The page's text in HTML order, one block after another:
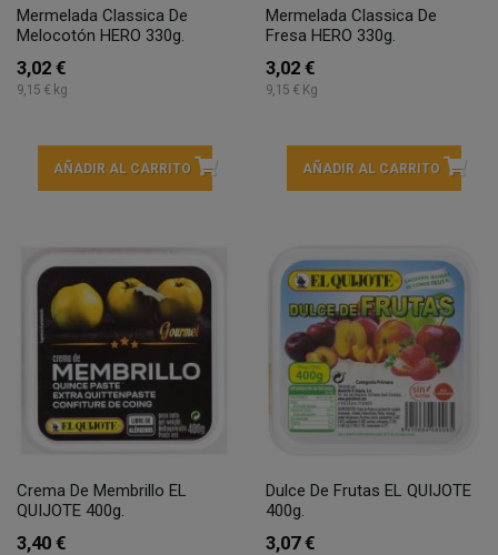
Mermelada Classica De
Melocotón HERO 330g.
3,02 €
9,15 € kg
AÑADIR AL CARRITO
Mermelada Classica De
Fresa HERO 330g.
3,02 €
9,15 € Kg
AÑADIR AL CARRITO
Crema De Membrillo EL
QUIJOTE 400g.
3,40 €
Dulce De Frutas EL QUIJOTE
400g.
3,07 €